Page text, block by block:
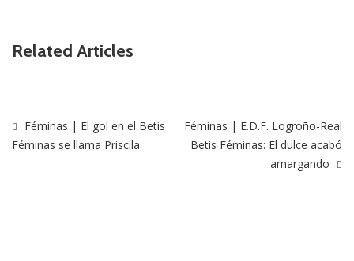
Related Articles
Féminas | El gol en el Betis
Féminas se llama Priscila
Féminas | E.D.F. Logroño-Real
Betis Féminas: El dulce acabó
amargando